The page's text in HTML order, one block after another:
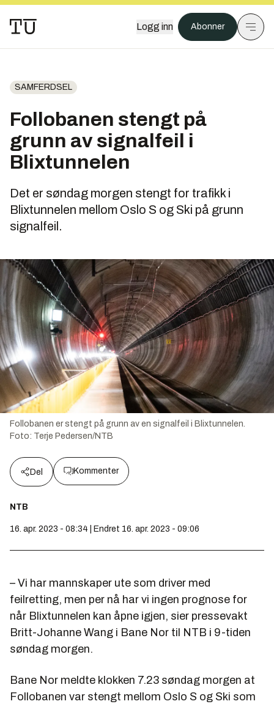
Logg inn Abonner
SAMFERDSEL
Follobanen stengt på
grunn av signalfeil i
Blixtunnelen
Det er søndag morgen stengt for trafikk i
Blixtunnelen mellom Oslo S og Ski på grunn
signalfeil.
Follobanen er stengt på grunn av en signalfeil i Blixtunnelen.
Foto: Terje Pedersen/NTB
Del Kommenter
NTB
16. apr. 2023 - 08:34 | Endret 16. apr. 2023 - 09:06
– Vi har mannskaper ute som driver med
feilretting, men per nå har vi ingen prognose for
når Blixtunnelen kan åpne igjen, sier pressevakt
Britt-Johanne Wang i Bane Nor til NTB i 9-tiden
søndag morgen.
Bane Nor meldte klokken 7.23 søndag morgen at
Follobanen var stengt mellom Oslo S og Ski som